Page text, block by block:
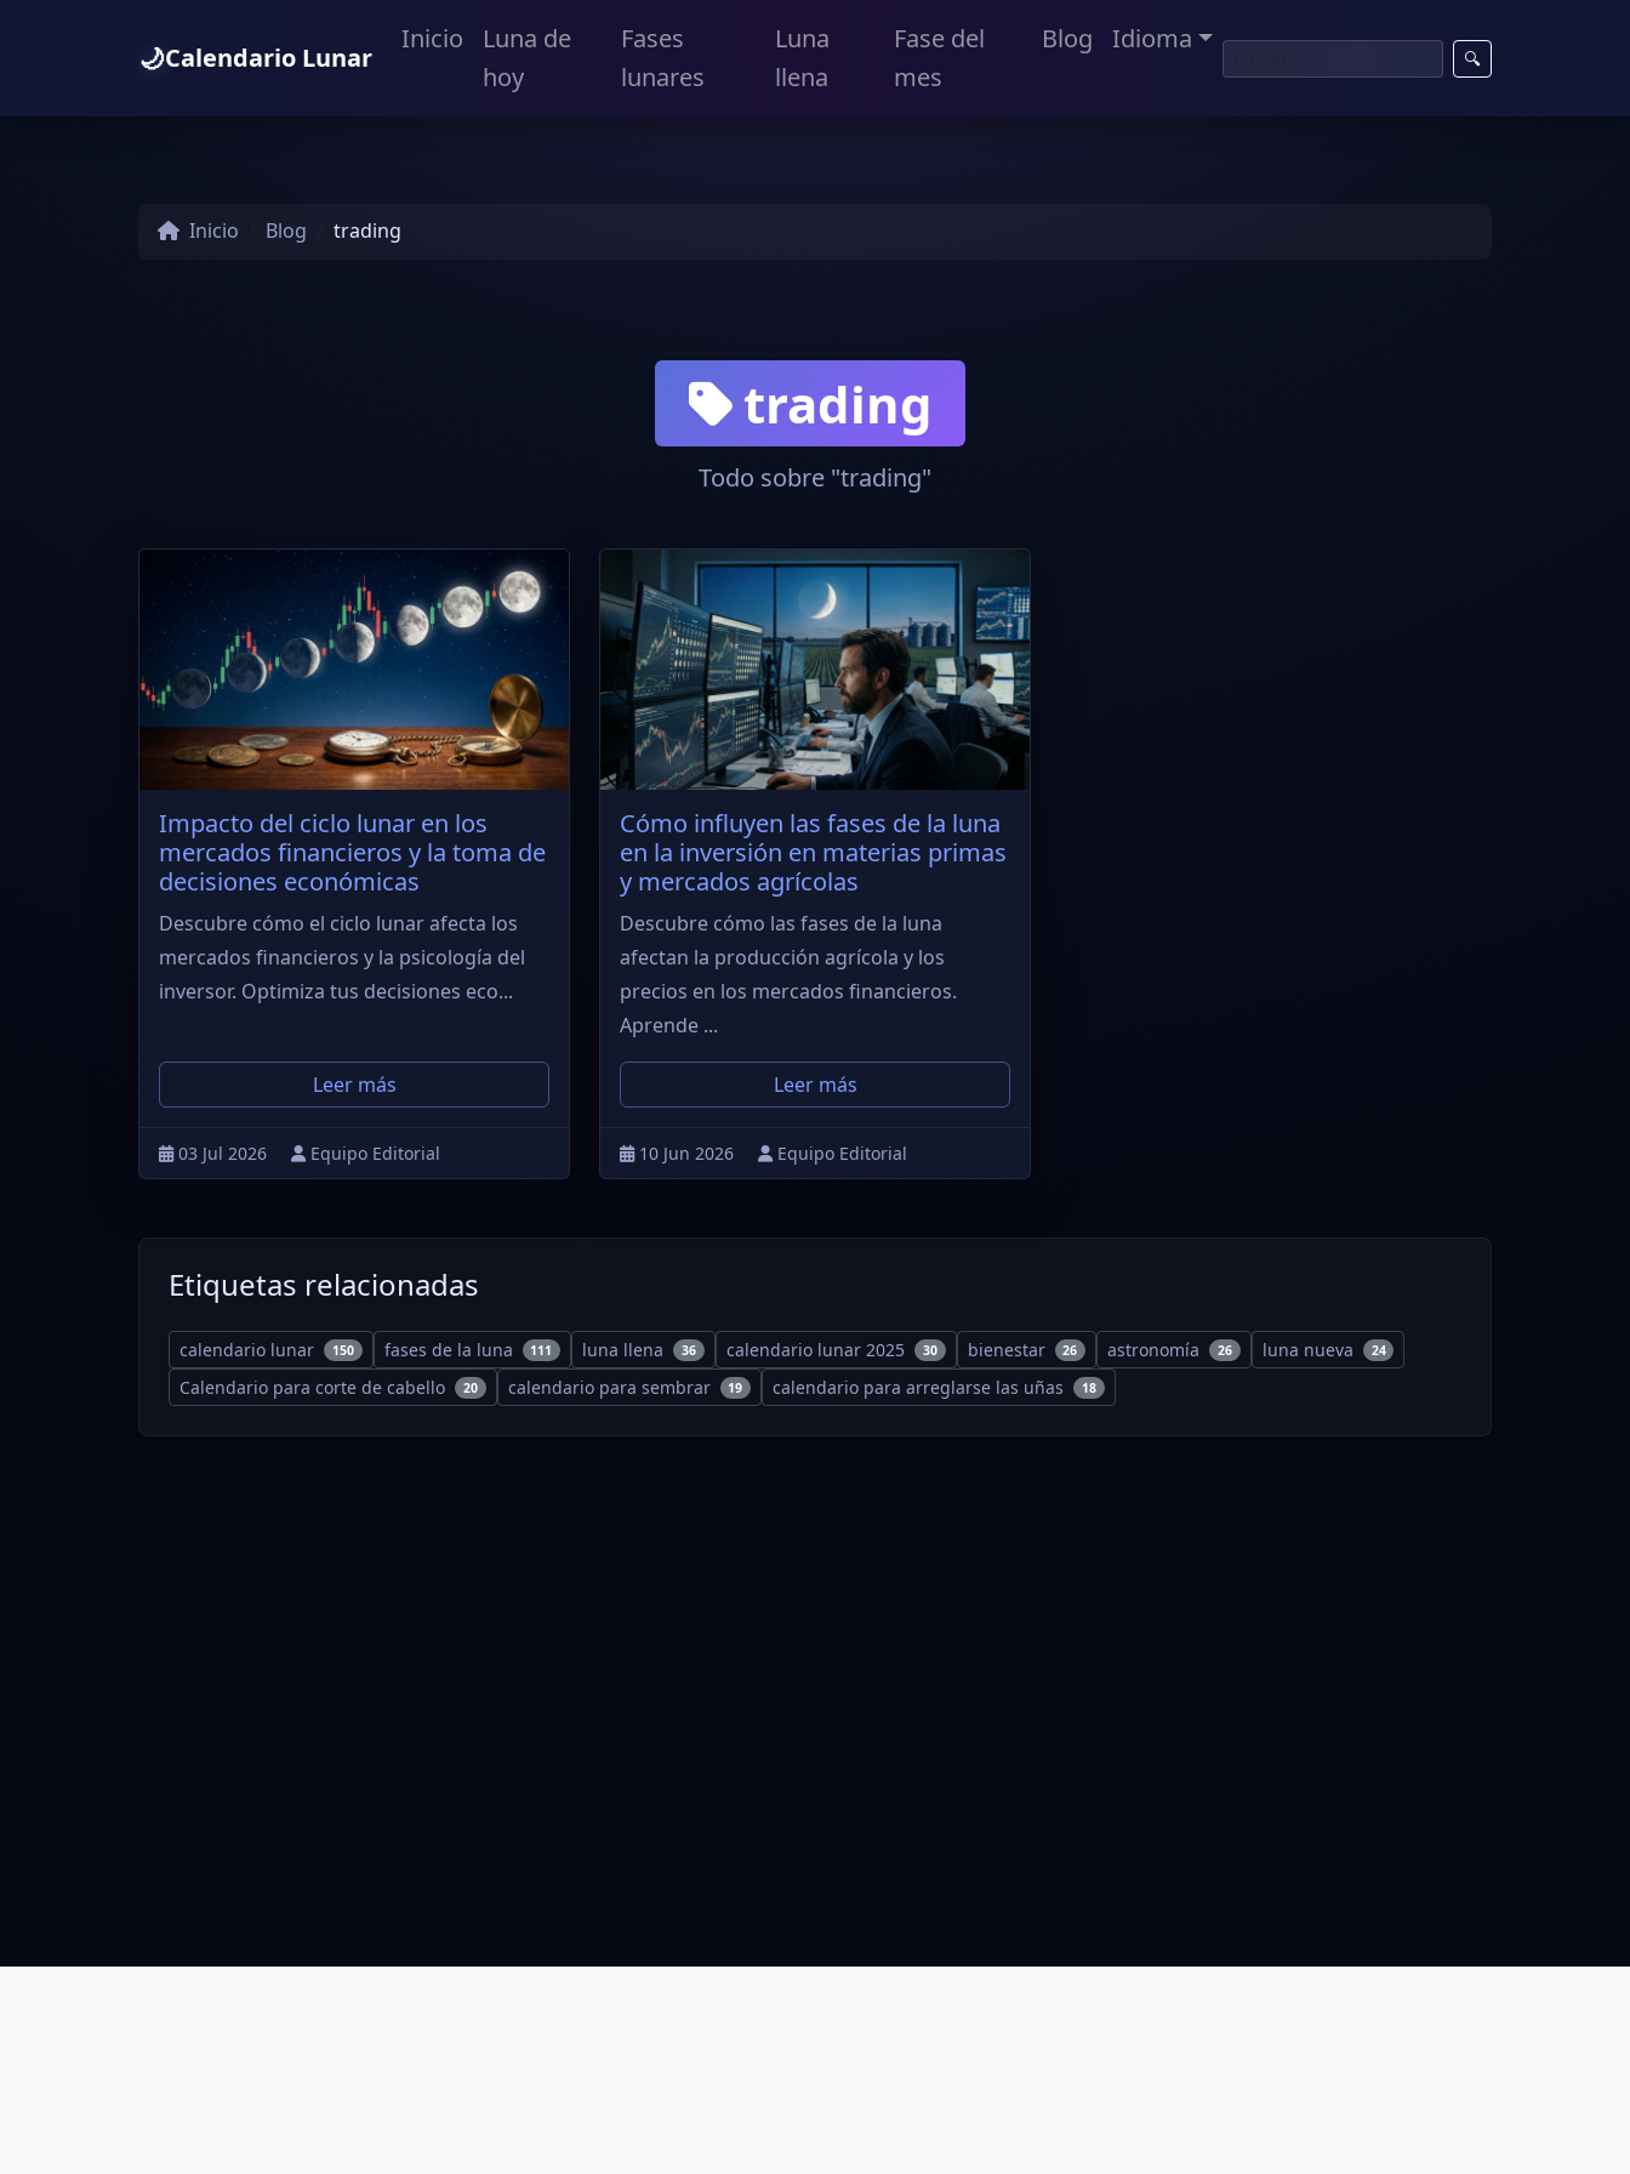
🌙Calendario Lunar
Inicio
Luna de
hoy
Fases
lunares
Luna
llena
Fase del
mes
Blog Idioma
🔍
Inicio Blog trading
trading
Todo sobre "trading"
Impacto del ciclo lunar en los
mercados financieros y la toma de
decisiones económicas
Descubre cómo el ciclo lunar afecta los
mercados financieros y la psicología del
inversor. Optimiza tus decisiones eco...
Leer más
03 Jul 2026 Equipo Editorial
Cómo influyen las fases de la luna
en la inversión en materias primas
y mercados agrícolas
Descubre cómo las fases de la luna
afectan la producción agrícola y los
precios en los mercados financieros.
Aprende ...
Leer más
10 Jun 2026 Equipo Editorial
Etiquetas relacionadas
calendario lunar 150 fases de la luna 111 luna llena 36 calendario lunar 2025 30 bienestar 26 astronomía 26 luna nueva 24
Calendario para corte de cabello 20 calendario para sembrar 19 calendario para arreglarse las uñas 18